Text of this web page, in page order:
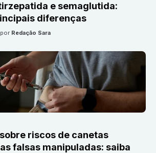
e semaglutida:
diferenças
Redação Sara
riscos de canetas
falsas manipuladas: saiba